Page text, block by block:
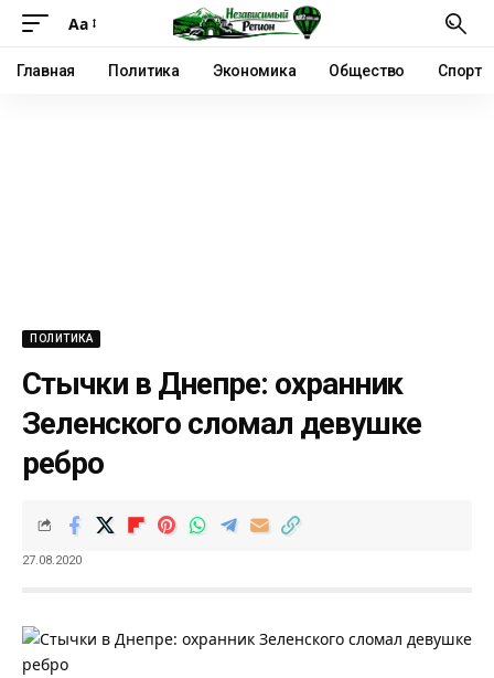
Аа
Главная Политика Экономика Общество Спорт
ПОЛИТИКА
Стычки в Днепре: охранник
Зеленского сломал девушке
ребро
27.08.2020